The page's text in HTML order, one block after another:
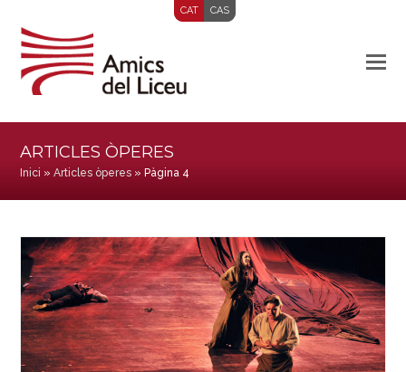
CAT CAS
ARTICLES ÒPERES
Inici »Articles òperes » Pàgina 4